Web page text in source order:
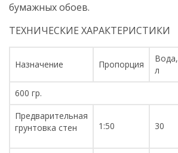
бумажных обоев.
ТЕХНИЧЕСКИЕ ХАРАКТЕРИСТИКИ
Назначение Пропорция
Вода,
л
600 гр.
Предварительная
грунтовка стен
1:50 30